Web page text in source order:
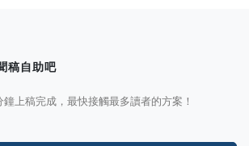
稿自助吧
上稿完成，最快接觸最多讀者的方案！